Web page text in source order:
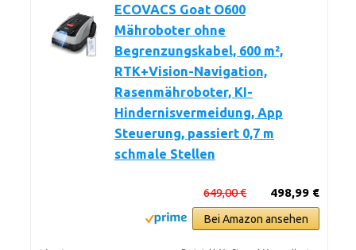
ECOVACS Goat O600
Mähroboter ohne
Begrenzungskabel, 600 m²,
RTK+Vision-Navigation,
Rasenmähroboter, KI-
Hindernisvermeidung, App
Steuerung, passiert 0,7 m
schmale Stellen
498,99 €
649,00 €
Bei Amazon ansehen